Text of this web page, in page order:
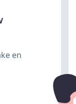
en